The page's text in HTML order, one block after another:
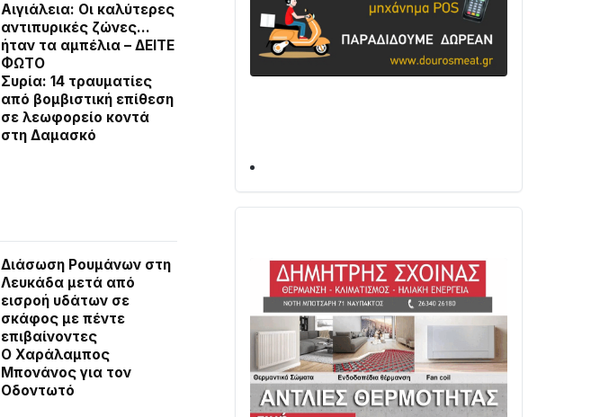
Αιγιάλεια: Οι καλύτερες
αντιπυρικές ζώνες…
ήταν τα αμπέλια – ΔΕΙΤΕ
ΦΩΤΟ
Συρία: 14 τραυματίες
από βομβιστική επίθεση
σε λεωφορείο κοντά
στη Δαμασκό
Διάσωση Ρουμάνων στη
Λευκάδα μετά από
εισροή υδάτων σε
σκάφος με πέντε
επιβαίνοντες
Ο Χαράλαμπος
Μπονάνος για τον
Οδοντωτό